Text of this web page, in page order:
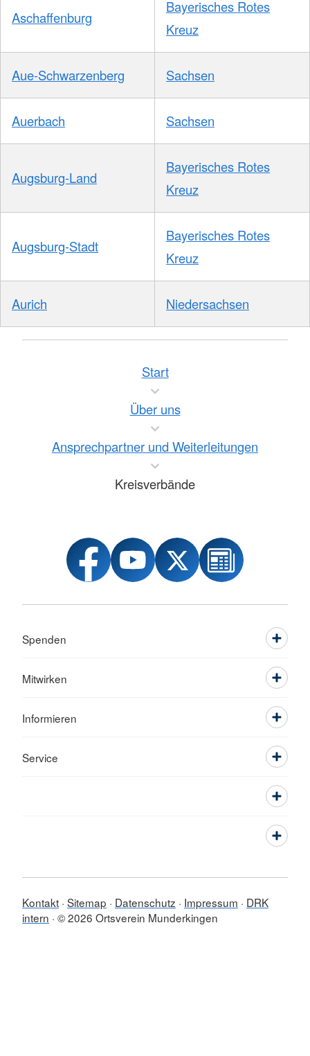
Aschaffenburg
Bayerisches Rotes
Kreuz
Aue-Schwarzenberg Sachsen
Auerbach Sachsen
Augsburg-Land
Bayerisches Rotes
Kreuz
Augsburg-Stadt
Bayerisches Rotes
Kreuz
Aurich Niedersachsen
Start
Über uns
Ansprechpartner und Weiterleitungen
Kreisverbände
Spenden
Mitwirken
Informieren
Service
Kontakt Sitemap Datenschutz Impressum
DRK
intern © 2026 Ortsverein Munderkingen